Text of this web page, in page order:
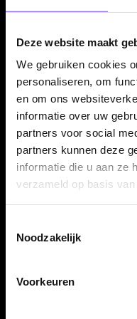
Deze website maakt
We gebruiken cookies
personaliseren, om
en om ons
informatie over uw
partners voor social
partners kunnen deze
informatie die u aan ze
verzameld op basis
Noodzakelijk
Voorkeuren
Luke Humphries
Compleet met 50-
De Red Dragon Luke
geleverd met bespoke
backups en exclusive
complete jubileumset
Verkrijgbaar in 22
De Red Dragon Luke
dartpijlen zijn